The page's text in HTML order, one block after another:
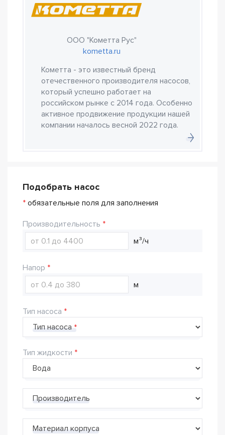
ООО "Кометта Рус"
kometta.ru
Кометта - это известный бренд
отечественного производителя насосов,
который успешно работает на
российском рынке с 2014 года. Особенно
активное продвижение продукции нашей
компании началось весной 2022 года.
Подобрать насос
* обязательные поля для заполнения
Производительность
м³/ч
Напор
м
Тип насоса
Тип насоса
Тип жидкости
Производитель
Материал корпуса